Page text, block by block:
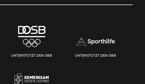
UNTERSTÜTZT DEN DBB UNTERSTÜTZT DEN DBB